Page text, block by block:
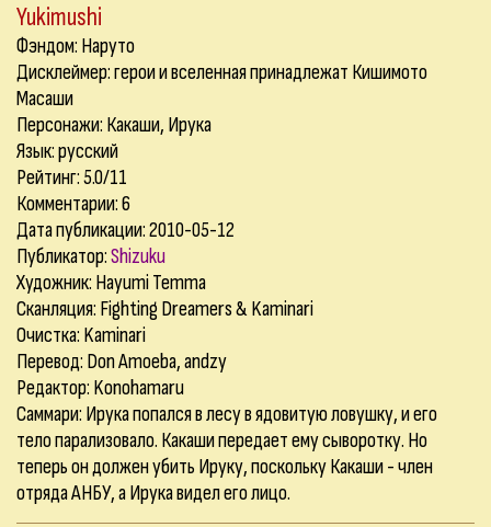
Yukimushi
Фэндом: Наруто
Дисклеймер: герои и вселенная принадлежат Кишимото
Масаши
Персонажи: Какаши, Ирука
Язык: русский
Рейтинг: 5.0/11
Комментарии:6
Дата публикации: 2010-05-12
Публикатор:Shizuku
Художник: Hayumi Temma
Сканляция: Fighting Dreamers & Kaminari
Очистка: Kaminari
Перевод: Don Amoeba, andzy
Редактор: Konohamaru
Саммари: Ирука попался в лесу в ядовитую ловушку, и его
тело парализовало. Какаши передает ему сыворотку. Но
теперь он должен убить Ируку, поскольку Какаши - член
отряда АНБУ, а Ирука видел его лицо.